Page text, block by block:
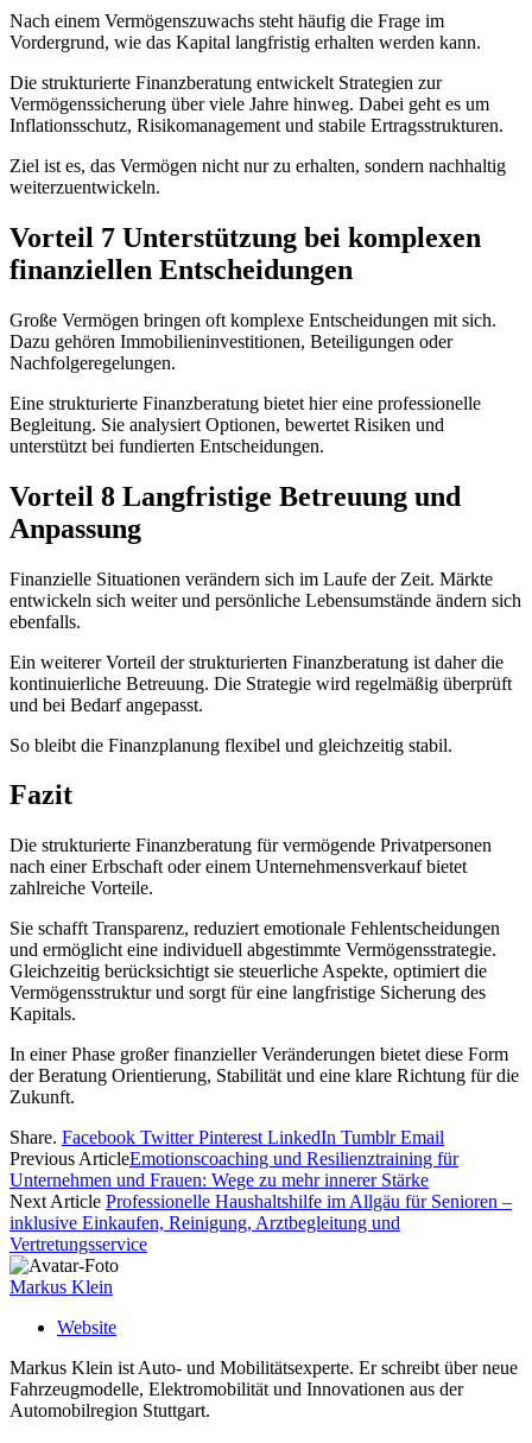
Nach einem Vermögenszuwachs steht häufig die Frage im
Vordergrund, wie das Kapital langfristig erhalten werden kann.
Die strukturierte Finanzberatung entwickelt Strategien zur
Vermögenssicherung über viele Jahre hinweg. Dabei geht es um
Inflationsschutz, Risikomanagement und stabile Ertragsstrukturen.
Ziel ist es, das Vermögen nicht nur zu erhalten, sondern nachhaltig
weiterzuentwickeln.
Vorteil 7 Unterstützung bei komplexen
finanziellen Entscheidungen
Große Vermögen bringen oft komplexe Entscheidungen mit sich.
Dazu gehören Immobilieninvestitionen, Beteiligungen oder
Nachfolgeregelungen.
Eine strukturierte Finanzberatung bietet hier eine professionelle
Begleitung. Sie analysiert Optionen, bewertet Risiken und
unterstützt bei fundierten Entscheidungen.
Vorteil 8 Langfristige Betreuung und
Anpassung
Finanzielle Situationen verändern sich im Laufe der Zeit. Märkte
entwickeln sich weiter und persönliche Lebensumstände ändern sich
ebenfalls.
Ein weiterer Vorteil der strukturierten Finanzberatung ist daher die
kontinuierliche Betreuung. Die Strategie wird regelmäßig überprüft
und bei Bedarf angepasst.
So bleibt die Finanzplanung flexibel und gleichzeitig stabil.
Fazit
Die strukturierte Finanzberatung für vermögende Privatpersonen
nach einer Erbschaft oder einem Unternehmensverkauf bietet
zahlreiche Vorteile.
Sie schafft Transparenz, reduziert emotionale Fehlentscheidungen
und ermöglicht eine individuell abgestimmte Vermögensstrategie.
Gleichzeitig berücksichtigt sie steuerliche Aspekte, optimiert die
Vermögensstruktur und sorgt für eine langfristige Sicherung des
Kapitals.
In einer Phase großer finanzieller Veränderungen bietet diese Form
der Beratung Orientierung, Stabilität und eine klare Richtung für die
Zukunft.
Share. Facebook Twitter Pinterest LinkedIn Tumblr Email
Previous ArticleEmotionscoaching und Resilienztraining für
Unternehmen und Frauen: Wege zu mehr innerer Stärke
Next Article Professionelle Haushaltshilfe im Allgäu für Senioren –
inklusive Einkaufen, Reinigung, Arztbegleitung und
Vertretungsservice
Markus Klein
Website
Markus Klein ist Auto- und Mobilitätsexperte. Er schreibt über neue
Fahrzeugmodelle, Elektromobilität und Innovationen aus der
Automobilregion Stuttgart.